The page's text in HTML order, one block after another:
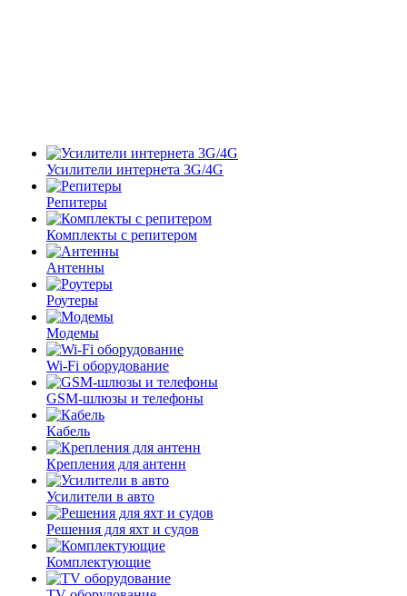
Усилители интернета 3G/4G
Репитеры
Комплекты с репитером
Антенны
Роутеры
Модемы
Wi-Fi оборудование
GSM-шлюзы и телефоны
Кабель
Крепления для антенн
Усилители в авто
Решения для яхт и судов
Комплектующие